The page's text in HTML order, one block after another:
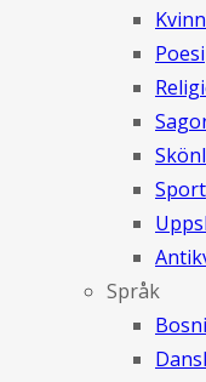
Poesi
Sport
Språk